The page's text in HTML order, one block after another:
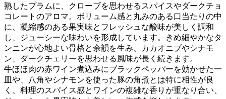
熟したプラムに、クローブを思わせるスパイスやダークチョ
コレートのアロマ。ボリューム感と丸みのある口当たりの中
に、凝縮感のある果実味とフレッシュな酸味が美しく調和
し、ジューシーな味わいを形成しています。きめ細やかなタ
ンニンが心地よい骨格と余韻を生み、カカオニブやシナモ
ン、ダークチェリーを思わせる風味が長く続きます。
牛ほほ肉の赤ワイン煮込みにブラックペッパーを効かせた一
皿や、八角やシナモンを使った豚の角煮とは特に相性が良
く、料理のスパイス感とワインの複雑な香りが重なり合い、